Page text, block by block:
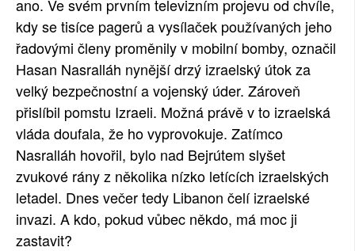
PLNÁ VERZE STRÁNEK
ano. Ve svém prvním televizním projevu od chvíle,
kdy se tisíce pagerů a vysílaček používaných jeho
řadovými členy proměnily v mobilní bomby, označil
Hasan Nasralláh nynější drzý izraelský útok za
velký bezpečnostní a vojenský úder. Zároveň
přislíbil pomstu Izraeli. Možná právě v to izraelská
vláda doufala, že ho vyprovokuje. Zatímco
Nasralláh hovořil, bylo nad Bejrútem slyšet
zvukové rány z několika nízko letících izraelských
letadel. Dnes večer tedy Libanon čelí izraelské
invazi. A kdo, pokud vůbec někdo, má moc ji
zastavit?